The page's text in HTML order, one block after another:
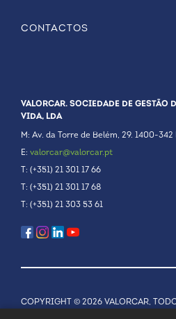
CONTACTOS
VALORCAR. SOCIEDADE DE GESTÃO
VIDA, LDA
M: Av. da Torre de Belém, 29. 1400-
E: valorcar@valorcar.pt
T: (+351) 21 301 17 66
T: (+351) 21 301 17 68
T: (+351) 21 303 53 61
COPYRIGHT © 2026 VALORCAR,